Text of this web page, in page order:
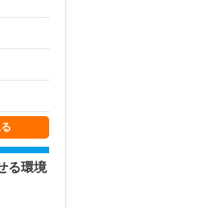
る環境